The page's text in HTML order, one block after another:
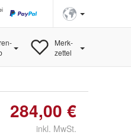
Merk-
zettel
284,00 €
inkl. MwSt.